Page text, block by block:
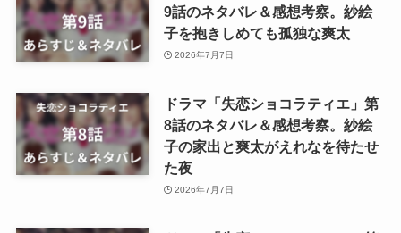
9話のネタバレ＆感想考察。紗絵
子を抱きしめても孤独な爽太
2026年7月7日
ドラマ「失恋ショコラティエ」第
8話のネタバレ＆感想考察。紗絵
子の家出と爽太がえれなを待たせ
た夜
2026年7月7日